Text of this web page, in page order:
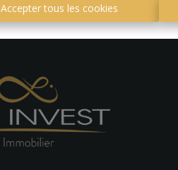
Accepter tous les cookies